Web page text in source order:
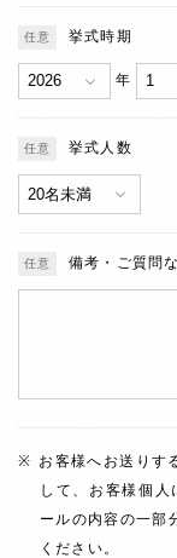
挙式時期
年
挙式人数
備考・ご質問
お客様へお送りす
して、お客様個
ールの内容の一部
ください。